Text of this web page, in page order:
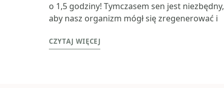
o 1,5 godziny! Tymczasem sen jest niezbędny,
aby nasz organizm mógł się zregenerować i
CZYTAJ WIĘCEJ